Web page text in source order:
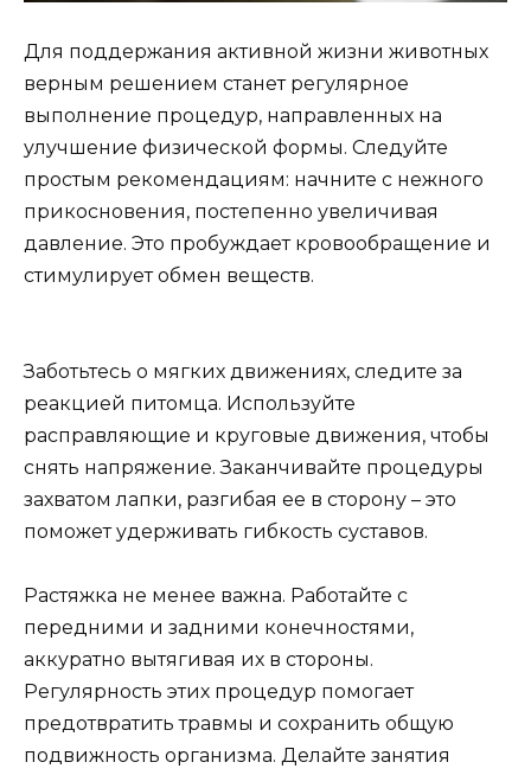
Для поддержания активной жизни животных
верным решением станет регулярное
выполнение процедур, направленных на
улучшение физической формы. Следуйте
простым рекомендациям: начните с нежного
прикосновения, постепенно увеличивая
давление. Это пробуждает кровообращение и
стимулирует обмен веществ.
Заботьтесь о мягких движениях, следите за
реакцией питомца. Используйте
расправляющие и круговые движения, чтобы
снять напряжение. Заканчивайте процедуры
захватом лапки, разгибая ее в сторону – это
поможет удерживать гибкость суставов.
Растяжка не менее важна. Работайте с
передними и задними конечностями,
аккуратно вытягивая их в стороны.
Регулярность этих процедур помогает
предотвратить травмы и сохранить общую
подвижность организма. Делайте занятия